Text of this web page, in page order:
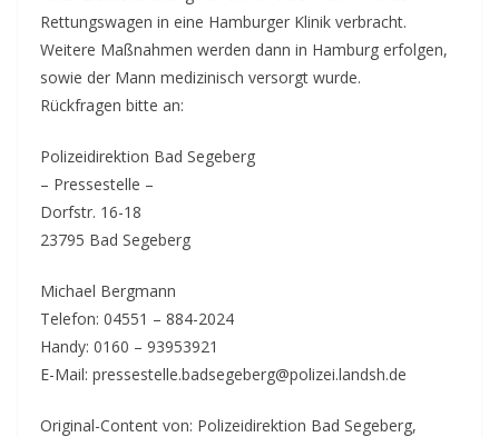
Rettungswagen in eine Hamburger Klinik verbracht.
Weitere Maßnahmen werden dann in Hamburg erfolgen,
sowie der Mann medizinisch versorgt wurde.
Rückfragen bitte an:
Polizeidirektion Bad Segeberg
– Pressestelle –
Dorfstr. 16-18
23795 Bad Segeberg
Michael Bergmann
Telefon: 04551 – 884-2024
Handy: 0160 – 93953921
E-Mail: pressestelle.badsegeberg@polizei.landsh.de
Original-Content von: Polizeidirektion Bad Segeberg,